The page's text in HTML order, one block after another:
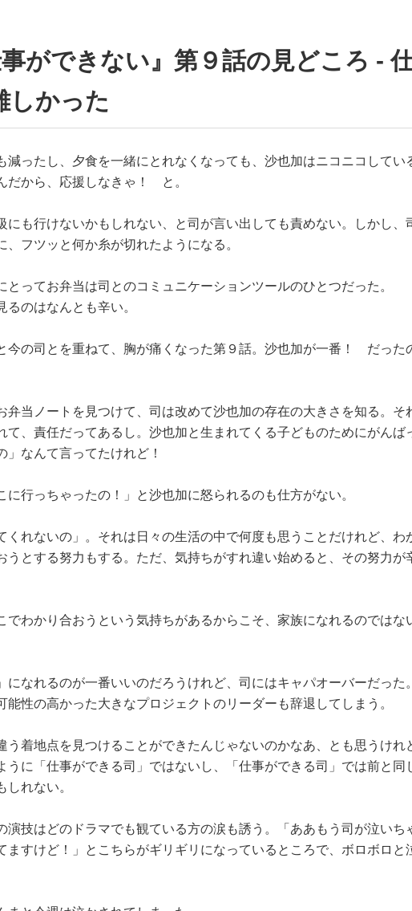
ができない』第９話の見どころ -
しかった
ったし、夕食を一緒にとれなくなっても、沙也加はニコニコしてい
だから、応援しなきゃ！ と。
にも行けないかもしれない、と司が言い出しても責めない。しかし、
フツッと何か糸が切れたようになる。
ってお弁当は司とのコミュニケーションツールのひとつだった。
のはなんとも辛い。
今の司とを重ねて、胸が痛くなった第９話。沙也加が一番！ だった
弁当ノートを見つけて、司は改めて沙也加の存在の大きさを知る。そ
て、責任だってあるし。沙也加と生まれてくる子どものためにがんば
なんて言ってたけれど！
に行っちゃったの！」と沙也加に怒られるのも仕方がない。
くれないの」。それは日々の生活の中で何度も思うことだけれど、わ
うとする努力もする。ただ、気持ちがすれ違い始めると、その努力が
でわかり合おうという気持ちがあるからこそ、家族になれるのではな
になれるのが一番いいのだろうけれど、司にはキャパオーバーだった
性の高かった大きなプロジェクトのリーダーも辞退してしまう。
着地点を見つけることができたんじゃないのかなあ、とも思うけれ
うに「仕事ができる司」ではないし、「仕事ができる司」では前と同
しれない。
演技はどのドラマでも観ている方の涙も誘う。「ああもう司が泣いち
すけど！」とこちらがギリギリになっているところで、ボロボロと